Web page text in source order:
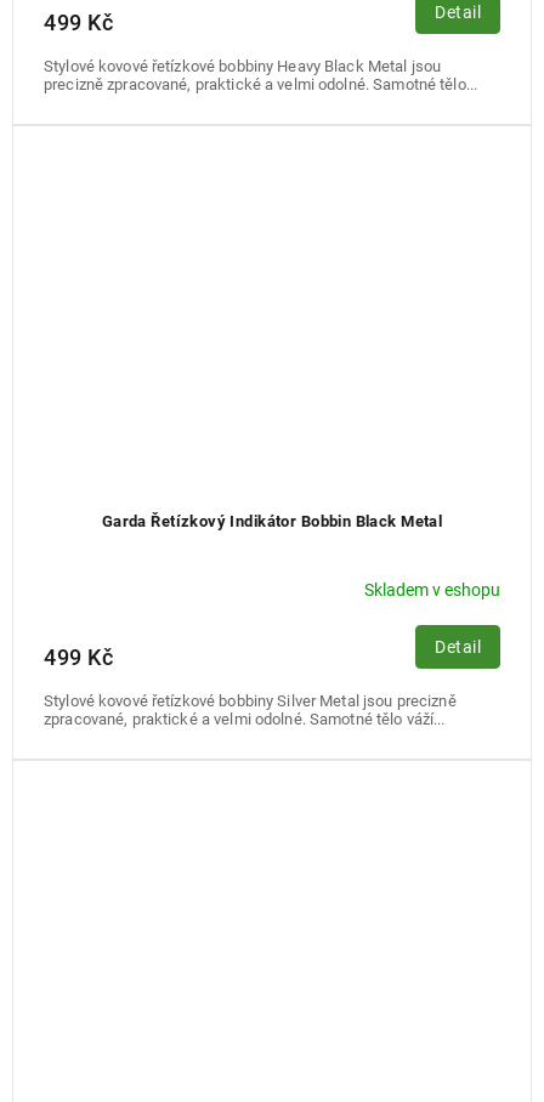
499 Kč Detail
Stylové kovové řetízkové bobbiny Heavy Black Metal jsou
precizně zpracované, praktické a velmi odolné. Samotné tělo...
Garda Řetízkový Indikátor Bobbin Black Metal
Skladem v eshopu
499 Kč Detail
Stylové kovové řetízkové bobbiny Silver Metal jsou precizně
zpracované, praktické a velmi odolné. Samotné tělo váží...